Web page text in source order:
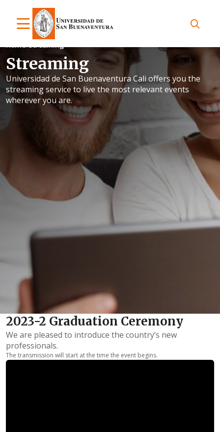
Home Streaming
Streaming
Universidad de San Buenaventura Cali offers you the
streaming service to live the most relevant events
wherever you are.
2023-2 Graduation Ceremony
We are pleased to introduce the country’s new
professionals.
The transmission will start at the time the event begins.